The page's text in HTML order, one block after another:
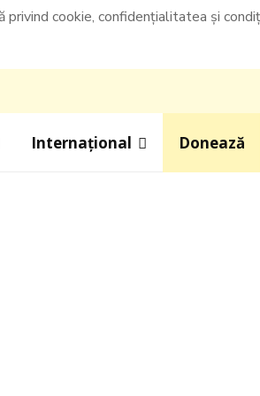
cookie, confidențialitatea și
Internațional Donează